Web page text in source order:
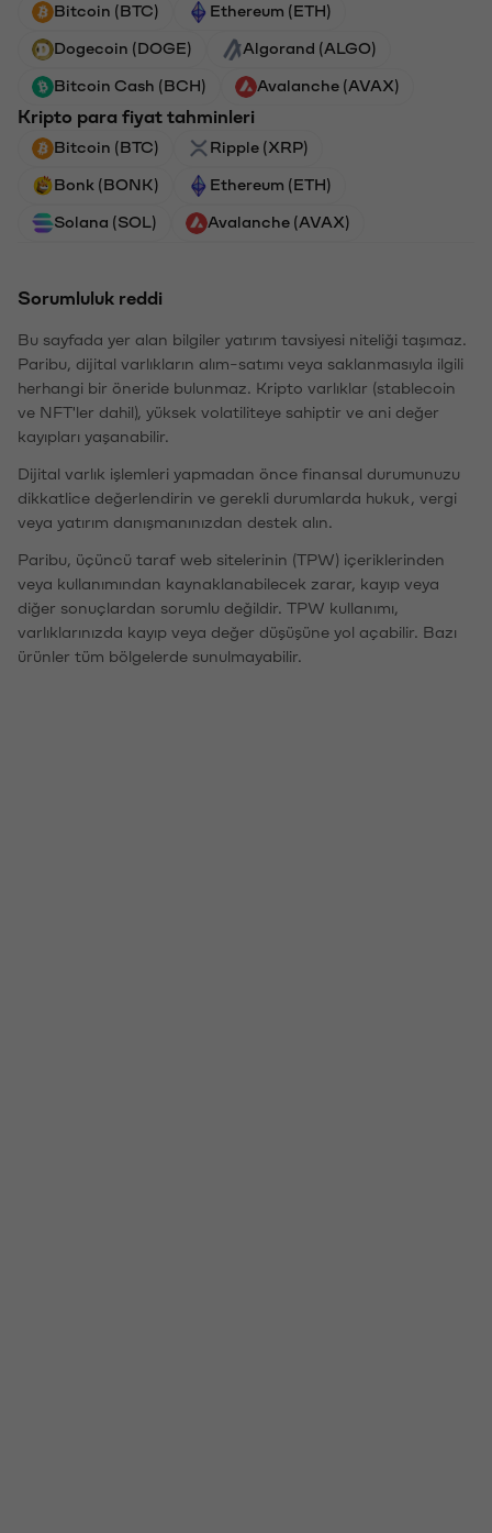
Bitcoin (BTC) Ethereum (ETH)
Dogecoin (DOGE) Algorand (ALGO)
Bitcoin Cash (BCH) Avalanche (AVAX)
Kripto para fiyat tahminleri
Bitcoin (BTC) Ripple (XRP)
Bonk (BONK) Ethereum (ETH)
Solana (SOL) Avalanche (AVAX)
Sorumluluk reddi
Bu sayfada yer alan bilgiler yatırım tavsiyesi niteliği taşımaz.
Paribu, dijital varlıkların alım-satımı veya saklanmasıyla ilgili
herhangi bir öneride bulunmaz. Kripto varlıklar (stablecoin
ve NFT'ler dahil), yüksek volatiliteye sahiptir ve ani değer
kayıpları yaşanabilir.
Dijital varlık işlemleri yapmadan önce finansal durumunuzu
dikkatlice değerlendirin ve gerekli durumlarda hukuk, vergi
veya yatırım danışmanınızdan destek alın.
Paribu, üçüncü taraf web sitelerinin (TPW) içeriklerinden
veya kullanımından kaynaklanabilecek zarar, kayıp veya
diğer sonuçlardan sorumlu değildir. TPW kullanımı,
varlıklarınızda kayıp veya değer düşüşüne yol açabilir. Bazı
ürünler tüm bölgelerde sunulmayabilir.